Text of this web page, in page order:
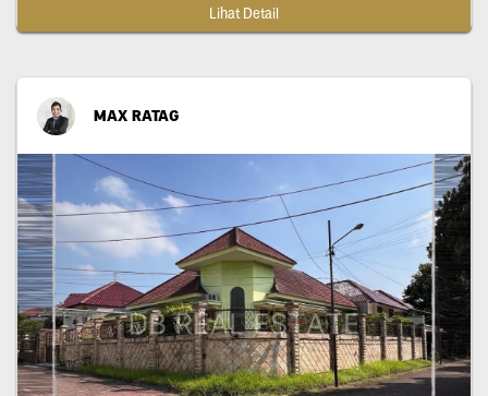
Lihat Detail
MAX RATAG